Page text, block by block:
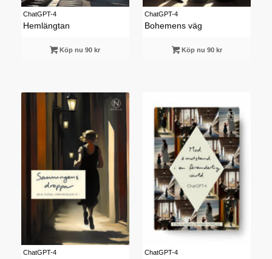
ChatGPT-4
Hemlängtan
Köp nu 90 kr
ChatGPT-4
Bohemens väg
Köp nu 90 kr
ChatGPT-4 ChatGPT-4